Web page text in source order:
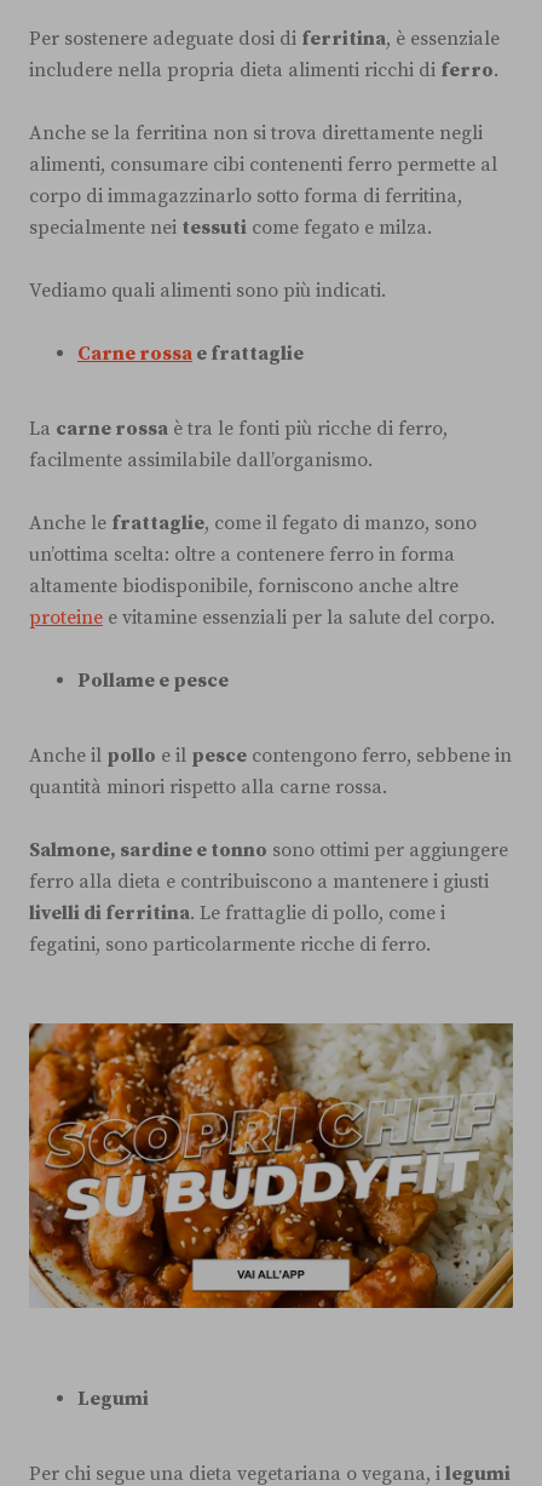
Per sostenere adeguate dosi di ferritina, è essenziale
includere nella propria dieta alimenti ricchi di ferro.
Anche se la ferritina non si trova direttamente negli
alimenti, consumare cibi contenenti ferro permette al
corpo di immagazzinarlo sotto forma di ferritina,
specialmente nei tessuti come fegato e milza.
Vediamo quali alimenti sono più indicati.
Carne rossa e frattaglie
La carne rossa è tra le fonti più ricche di ferro,
facilmente assimilabile dall’organismo.
Anche le frattaglie, come il fegato di manzo, sono
un’ottima scelta: oltre a contenere ferro in forma
altamente biodisponibile, forniscono anche altre
proteine e vitamine essenziali per la salute del corpo.
Pollame e pesce
Anche il pollo e il pesce contengono ferro, sebbene in
quantità minori rispetto alla carne rossa.
Salmone, sardine e tonno sono ottimi per aggiungere
ferro alla dieta e contribuiscono a mantenere i giusti
livelli di ferritina. Le frattaglie di pollo, come i
fegatini, sono particolarmente ricche di ferro.
Legumi
Per chi segue una dieta vegetariana o vegana, i legumi